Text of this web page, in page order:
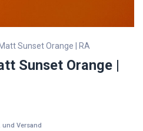
Sunset Orange | RA
Sunset Orange |
und Versand